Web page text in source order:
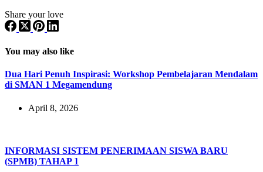
Share your love
You may also like
Dua Hari Penuh Inspirasi: Workshop Pembelajaran Mendalam
di SMAN 1 Megamendung
April 8, 2026
INFORMASI SISTEM PENERIMAAN SISWA BARU
(SPMB) TAHAP 1